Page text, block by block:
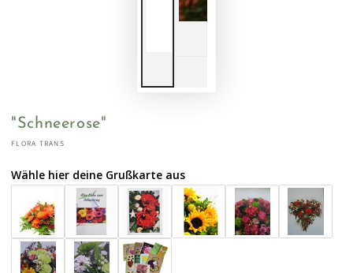
"Schneerose"
FLORA TRANS
Wähle hier deine Grußkarte aus